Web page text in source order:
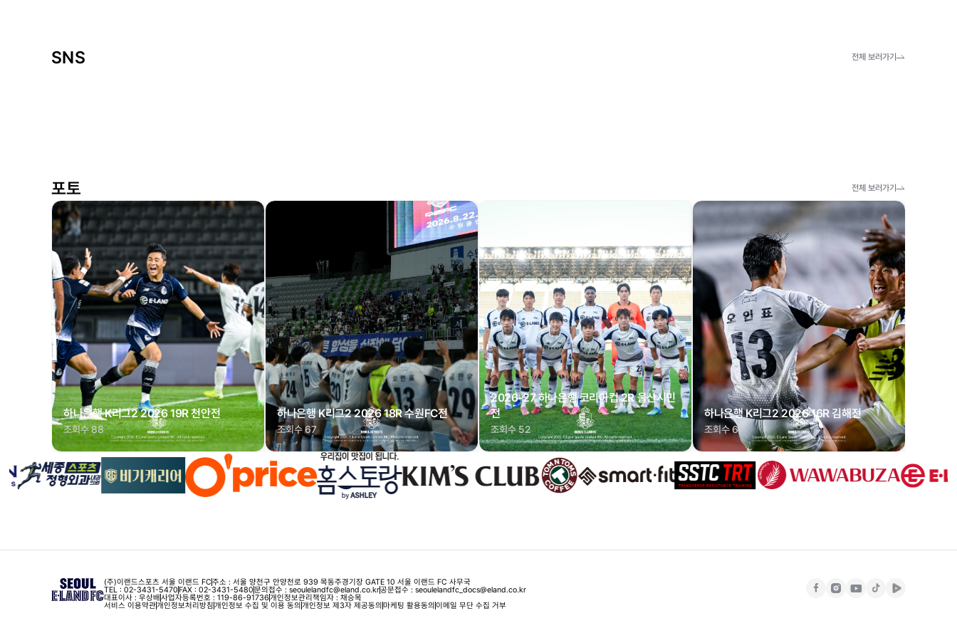
SNS 전체 보러가기
포토 전체 보러가기
하나은행 K리그2 2026 19R 천안전
조회수 88
하나은행 K리그2 2026 18R 수원FC전
조회수 67
2026-27 하나은행 코리아컵 2R 울산시민
전
조회수 52
하나은행 K리그2 2026 16R 김해전
조회수 67
(주)이랜드스포츠 서울 이랜드 FC주소 : 서울 양천구 안양천로 939 목동주경기장 GATE 10 서울 이랜드 FC 사무국
TEL : 02-3431-5470FAX : 02-3431-5480
대표이사 : 우상배사업자등록번호 : 119-86-91736개인정보관리책임자 : 채승목
문의접수 : seoulelandfc@eland.co.kr공문접수 : seoulelandfc_docs@eland.co.kr
서비스 이용약관개인정보처리방침개인정보 수집 및 이용 동의 개인정보 제3자 제공동의 마케팅 활용동의 이메일 무단 수집 거부